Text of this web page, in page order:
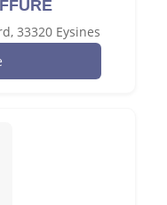
33320 Eysines